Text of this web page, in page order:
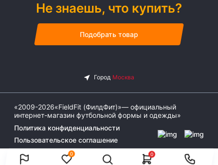
0 0
Не знаешь, что купить?
Подобрать товар
«2009-2026«FieldFit (ФилдФит)»— официальный
интернет-магазин футбольной формы и одежды»
Политика конфиденциальности
Пользовательское соглашение